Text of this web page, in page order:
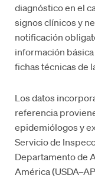
diagnóstico en el
signos clínicos y
notificación
información
fichas técnicas de
Los datos
referencia
epidemiólogos y
Servicio de
Departamento de
América